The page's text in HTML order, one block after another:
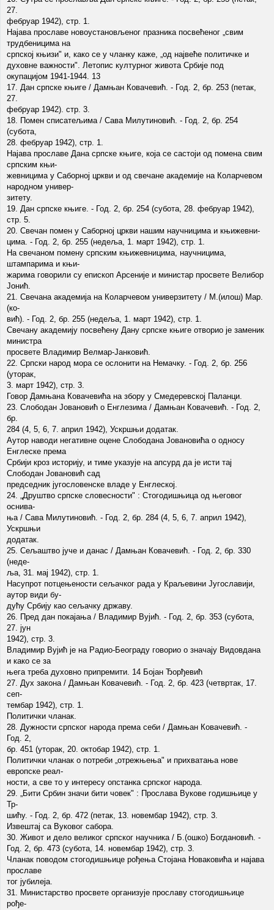
27.
фебруар 1942), стр. 1.
Најава прославе новоустановљеног празника посвећеног „свим
трудбеницима на
српској књизи" и, како се у чланку каже, „од највеће политичке и
духовне важности". Летопис културног живота Србије под
окупацијом 1941-1944. 13
17. Дан српске књиге / Дамњан Ковачевић. - Год. 2, бр. 253 (петак,
27.
фебруар 1942). стр. 3.
18. Помен списатељима / Сава Милутиновић. - Год. 2, бр. 254
(субота,
28. фебруар 1942), стр. 1.
Најава прославе Дана српске књиге, која се састоји од помена свим
српским књи-
жевницима у Саборној цркви и од свечане академије на Коларчевом
народном универ-
зитету.
19. Дан српске књиге. - Год. 2, бр. 254 (субота, 28. фебруар 1942),
стр. 5.
20. Свечан помен у Саборној цркви нашим научницима и књижевни-
цима. - Год. 2, бр. 255 (недеља, 1. март 1942), стр. 1.
На свечаном помену српским књижевницима, научницима,
штампарима и књи-
жарима говорили су епископ Арсеније и министар просвете Велибор
Јонић.
21. Свечана академија на Коларчевом универзитету / М.(илош) Мар.
(ко-
вић). - Год. 2, бр. 255 (недеља, 1. март 1942), стр. 1.
Свечану академију посвећену Дану српске књиге отворио је заменик
министра
просвете Владимир Велмар-Јанковић.
22. Српски народ мора се ослонити на Немачку. - Год. 2, бр. 256
(уторак,
3. март 1942), стр. 3.
Говор Дамњана Ковачевића на збору у Смедеревској Паланци.
23. Слободан Јовановић о Енглезима / Дамњан Ковачевић. - Год. 2,
бр.
284 (4, 5, 6, 7. април 1942), Ускршњи додатак.
Аутор наводи негативне оцене Слободана Јовановића о односу
Енглеске према
Србији кроз историју, и тиме указује на апсурд да је исти тај
Слободан Јовановић сад
председник југословенске владе у Енглеској.
24. „Друштво српске словесности" : Стогодишњица од његовог
оснива-
ња / Сава Милутиновић. - Год. 2, бр. 284 (4, 5, 6, 7. април 1942),
Ускршњи
додатак.
25. Сељаштво јуче и данас / Дамњан Ковачевић. - Год. 2, бр. 330
(неде-
ља, 31. мај 1942), стр. 1.
Насупрот потцењености сељачког рада у Краљевини Југославији,
аутор види бу-
дућу Србију као сељачку државу.
26. Пред дан покајања / Владимир Вујић. - Год. 2, бр. 353 (субота,
27. јун
1942), стр. 3.
Владимир Вујић је на Радио-Београду говорио о значају Видовдана
и како се за
њега треба духовно припремити. 14 Бојан Ђорђевић
27. Дух закона / Дамњан Ковачевић. - Год. 2, бр. 423 (четвртак, 17.
сеп-
тембар 1942), стр. 1.
Политички чланак.
28. Дужности српског народа према себи / Дамњан Ковачевић. -
Год. 2,
бр. 451 (уторак, 20. октобар 1942), стр. 1.
Политички чланак о потреби „отрежњења" и прихватања нове
европске реал-
ности, а све то у интересу опстанка српског народа.
29. „Бити Србин значи бити човек" : Прослава Вукове годишњице у
Тр-
шићу. - Год. 2, бр. 472 (петак, 13. новембар 1942), стр. 3.
Извештај са Вуковог сабора.
30. Живот и дело великог српског научника / Б.(ошко) Богдановић. -
Год. 2, бр. 473 (субота, 14. новембар 1942), стр. 3.
Чланак поводом стогодишњице рођења Стојана Новаковића и најава
прославе
тог јубилеја.
31. Министарство просвете организује прославу стогодишњице
рође-